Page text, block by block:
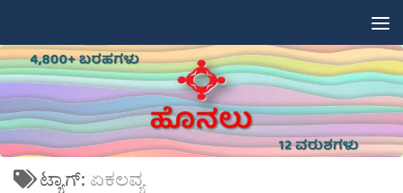
ಟ್ಯಾಗ್: ಏಕಲವ್ಯ